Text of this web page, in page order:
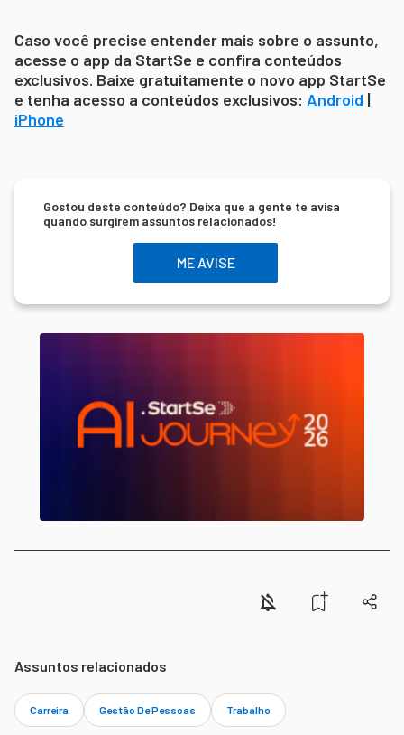
Caso você precise entender mais sobre o assunto,
acesse o app da StartSe e confira conteúdos
exclusivos. Baixe gratuitamente o novo app StartSe
e tenha acesso a conteúdos exclusivos: Android |
iPhone
Gostou deste conteúdo? Deixa que a gente te avisa
quando surgirem assuntos relacionados!
ME AVISE
Assuntos relacionados
Carreira Gestão De Pessoas Trabalho